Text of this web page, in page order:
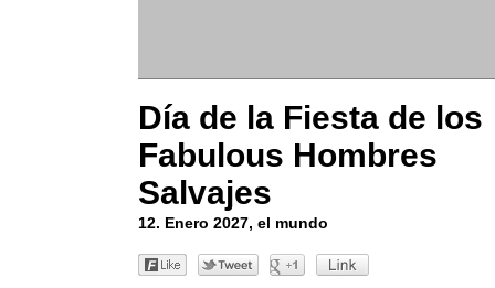
Día de la Fiesta de los
Fabulous Hombres
Salvajes
12. Enero 2027, el mundo